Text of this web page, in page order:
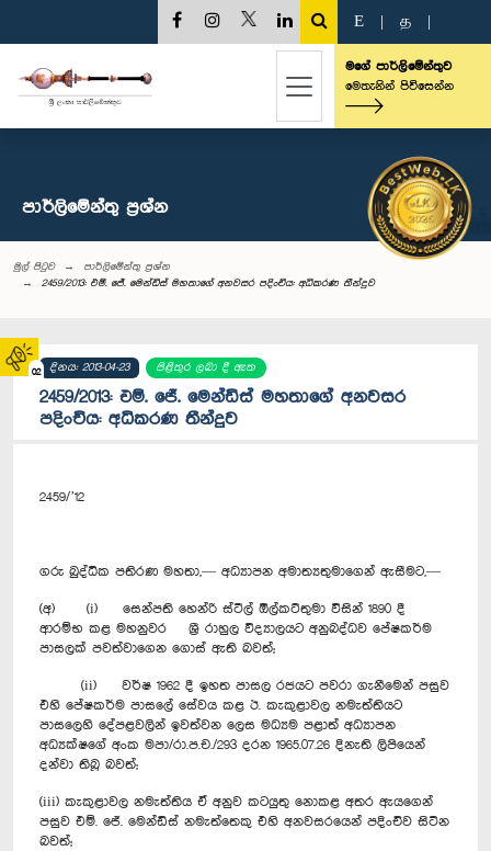
02
E த
මගේ පාර්ලිමේන්තුව
මෙතැනින් පිවිසෙන්න
පාර්ලි‌මේන්තු‌ ප්‍රශ්න
මුල් පිටුව
පාර්ලි‌මේන්තු‌ ප්‍රශ්න
2459/2013: එම්. ජේ. මෙන්ඩිස් මහතාගේ අනවසර පදිංචිය: අධිකරණ තීන්දුව
දිනය: 2013-04-23 පිළිතුර ලබා දී ඇත
2459/2013: එම්. ජේ. මෙන්ඩිස් මහතාගේ අනවසර
පදිංචිය: අධිකරණ තීන්දුව
2459/’12
ගරු බුද්ධික පතිරණ මහතා,— අධ්‍යාපන අමාත්‍යතුමාගෙන් ඇසීමට,—
(අ) (i) සෙන්පති හෙන්රි ස්ටීල් ඕල්කට්තුමා විසින් 1890 දී
ආරම්භ කළ මහනුවර ශ්‍රී රාහුල විද්‍යාලයට අනුබද්ධව පේෂකර්ම
පාසලක් පවත්වාගෙන ගොස් ඇති බවත්;
(ii) වර්ෂ 1962 දී ඉහත පාසල රජයට පවරා ගැනීමෙන් පසුව
එහි පේෂකර්ම පාසලේ සේවය කළ ඊ. කැකුළාවල නමැත්තියට
පාසලෙහි දේපළවලින් ඉවත්වන ලෙස මධ්‍යම පළාත් අධ්‍යාපන
අධ්‍යක්ෂගේ අංක මපා/රා.ප.ච./293 දරන 1965.07.26 දිනැති ලිපියෙන්
දන්වා තිබූ බවත්;
(iii) කැකුළාවල නමැත්තිය ඒ අනුව කටයුතු නොකළ අතර ඇයගෙන්
පසුව එම්. ජේ. මෙන්ඩිස් නමැත්තෙකු එහි අනවසරයෙන් පදිංචිව සිටින
බවත්;